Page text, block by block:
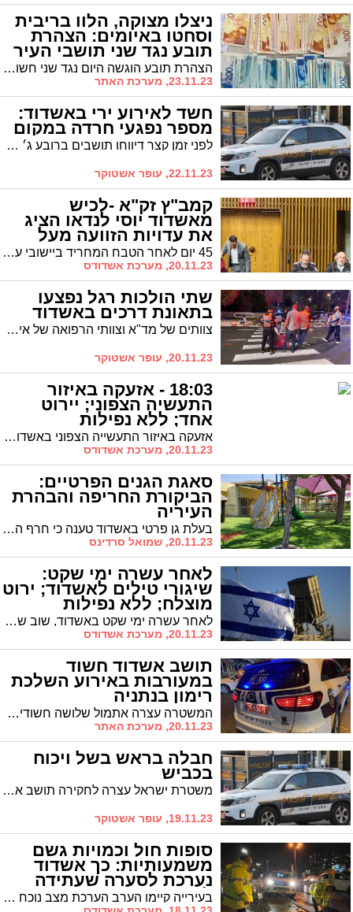
ניצלו מצוקה, הלוו בריבית
וסחטו באיומים: הצהרת
תובע נגד שני תושבי העיר
הצהרת תובע הוגשה היום נגד שני חשודים שנעצרו על ידי היחידה המרכזית בלכיש בגין עבירות של סחיטה באיומים על רקע ניהול קווי הלוואות בריבית קצוצה וניצול הקורבנות גם במהלך מלחמת "חרבות ברזל"
23.11.23, מערכת האתר
חשד לאירוע ירי באשדוד:
מספר נפגעי חרדה במקום
לפני זמן קצר דיווחו תושבים ברובע ג׳ על שמיעת צרור ירי. כוחות סורקים ברובע, ועל פי עדי ראיה, נראה אופנוע נמלט מהמקום. כוחות ההצלה מעניקים טיפול ראשוני למספר נפגעי חרדה
22.11.23, עופר אשטוקר
קמב"ץ זק"א -לכיש
מאשדוד יוסי לנדאו הציג
את עדויות הזוועה מעל
בימת האו"ם (וידאו) 45 יום לאחר הטבח המחריד ביישובי עוטף עזה, יוסי לנדאו, קמב"ץ זק"א -לכיש מאשדוד הגיע למליאת האו"ם כדי לגולל את פני הרוע של ארגון הרצחני חמאס. לנדאו ל'אשדודס' ממליאת האו"ם: "הרגשתי שהפעם הלב היה פתוח יותר"
20.11.23, מערכת אשדודס
שתי הולכות רגל נפצעו
בתאונת דרכים באשדוד
צוותים של מד"א וצוותי הרפואה של איחוד הצלה העניקו סיוע ראשוני לשתי הולכות רגל (בגילאי 80 ו-70) שנפגעו מרכב ברחוב עובד בן עמי באשדוד
20.11.23, עופר אשטוקר
18:03 - אזעקה באיזור
התעשיה הצפוני; יירוט
אחד; ללא נפילות
אזעקה באיזור התעשייה הצפוני באשדוד. במקביל אזעקות בגוש דן, יבנה וצפונה. באשדוד נשמע יירוט אחד, לא דווח על נזק או נפגעים.
20.11.23, מערכת אשדודס
סאגת הגנים הפרטיים:
הביקורת החריפה והבהרת
העיריה
בעלת גן פרטי באשדוד טענה כי חרף החזרה לשגרה עירית אשדוד אינה מאפשרת לה לפתוח כל עוד הילדים אינם שוהים בממ"ד. עירית אשדוד בתגובה: "אם הצוות בגן יודע להעביר את כמות הילדים השוהה בגן בבטחה למקום מוגן תוך 45 שניות, אין מניעה לקיים לימודים במסגרות"
20.11.23, שמואל סרדינס
לאחר עשרה ימי שקט:
שיגורי טילים לאשדוד; ירוט
מוצלח; ללא נפילות
לאחר עשרה ימי שקט באשדוד, שוב שוגרו בדקות האחרונות טילים לעבר העיר. מערכת כיפת ברזל ירטה בהצלחה שיגור אחד שכוון למרכזי אוכלוסיה. מעירית אשדוד נמסר כי האירוע הסתיים ללא נפילות בעיר וללא נזק
20.11.23, מערכת אשדודס
תושב אשדוד חשוד
במעורבות באירוע השלכת
רימון בנתניה
המשטרה עצרה אתמול שלושה חשודים, בהם תושב אשדוד, שעל פי החשד היו מעורבים באירוע השלכת רימון לעבר מגרש מכוניות בנתניה. במשטרה ביקשו להאריך את מעצרם
20.11.23, מערכת האתר
חבלה בראש בשל ויכוח
בכביש
משטרת ישראל עצרה לחקירה תושב אשדוד בחשד לעבירות של בריונות ותקיפה בכביש - מעצרו הוארך
19.11.23, עופר אשטוקר
סופות חול וכמויות גשם
משמעותיות: כך אשדוד
נערכת לסערה שעתידה
להיכנס מחר בעירייה קיימו הערב הערכת מצב נוכח התחזיות המוקדמות שתיכנס סערה מחר בבוקר ותכלול את התסריט שאליו מתכוננים בעירייה כבר חודשים: גשם משמעותי, אובך, סופות חול ונחל גועש